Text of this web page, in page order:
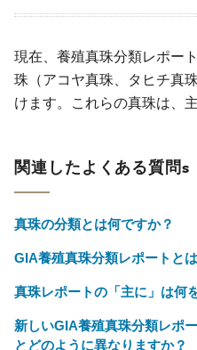
現在、養殖真珠分類レポー
珠（アコヤ真珠、タヒチ真
けます。これらの真珠は、
関連したよくある質問s
真珠の分類とは何ですか？
GIA養殖真珠分類レポートと
真珠レポートの「主に」は何
新しいGIA養殖真珠分類レポ
とどのように異なりますか？